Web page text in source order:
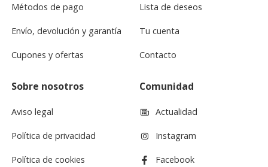
Métodos de pago
Envío, devolución y garantía
Cupones y ofertas
Lista de deseos
Tu cuenta
Contacto
Sobre nosotros
Aviso legal
Política de privacidad
Política de cookies
Comunidad
Actualidad
Instagram
Facebook